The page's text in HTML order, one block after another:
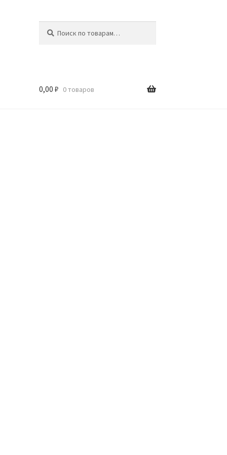
0,00 ₽ 0 товаров